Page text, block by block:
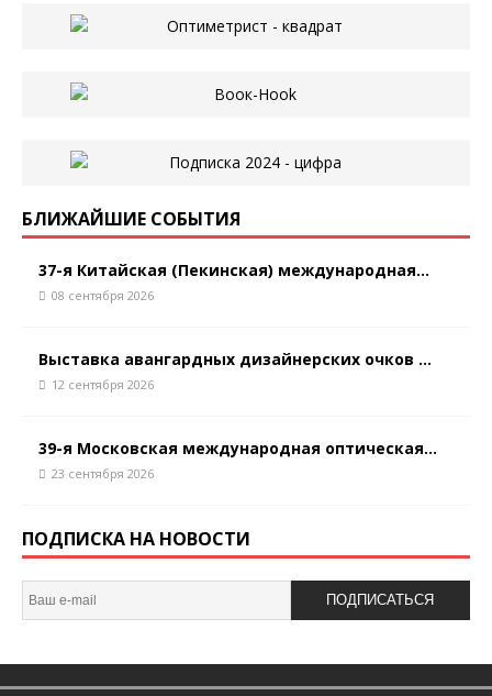
БЛИЖАЙШИЕ СОБЫТИЯ
37-я Китайская (Пекинская) международная...
08 сентября 2026
Выставка авангардных дизайнерских очков ...
12 сентября 2026
39-я Московская международная оптическая...
23 сентября 2026
ПОДПИСКА НА НОВОСТИ
ПОДПИСАТЬСЯ